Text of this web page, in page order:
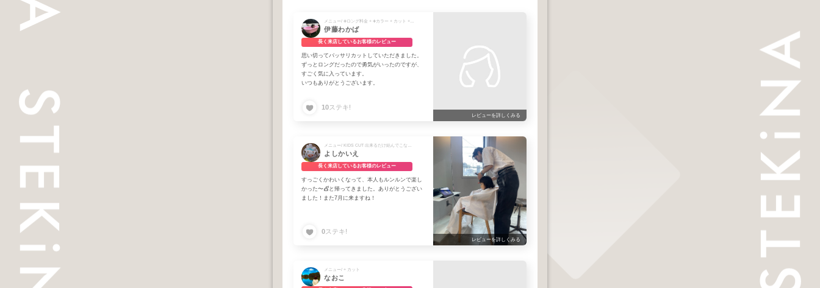
伊藤わかば
長く来店しているお客様のレビュー
思い切ってバッサリカットしていただきました。
ずっとロングだったので勇気がいったのですが、
すごく気に入っています。
いつもありがとうございます。
10ステキ!
レビューを詳しくみる
よしかいえ
長く来店しているお客様のレビュー
すっごくかわいくなって、本人もルンルンで楽し
かった〜💇と帰ってきました。ありがとうござい
ました！また7月に来ますね！
0ステキ!
レビューを詳しくみる
メニュー/ + カット
なおこ